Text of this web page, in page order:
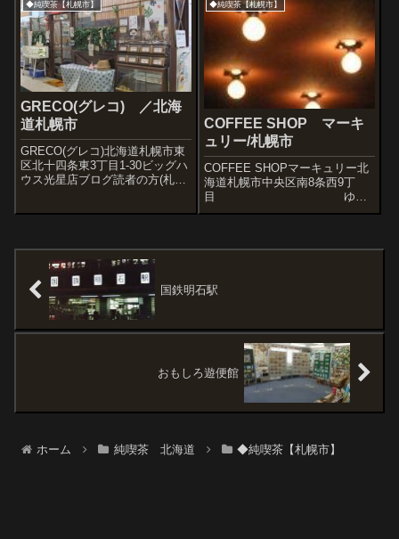
全にキッサであるフェリカさ
ん。外観はシマウマのようなテ
ントが、建物の色合いにぴった
り同調し、...
様子を。いまも浮世離れした光
の洪水空間。オモシロ雑貨も数
えきれないほどあるのでほんと
に楽し...
◆純喫茶【札幌市】
GRECO(グレコ) ／北海
道札幌市
GRECO(グレコ)北海道札幌市東
区北十四条東3丁目1-30ビッグハ
ウス光星店ブログ読者の方(札幌
ーのテナントで、路面に露出
◆純喫茶【札幌市】
COFFEE SHOP マーキ
ュリー/札幌市
COFFEE SHOPマーキュリー北
海道札幌市中央区南8条西9丁
目 ゆっ
たりと'50'Sが流れる素敵な喫茶
国鉄明石駅
おもしろ遊便館
ホーム 純喫茶 北海道 ◆純喫茶【札幌市】